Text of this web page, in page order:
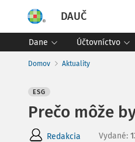
DAUČ
Dane Účtovníctvo
Domov Aktuality
ESG
Prečo môže
Redakcia Vydané: